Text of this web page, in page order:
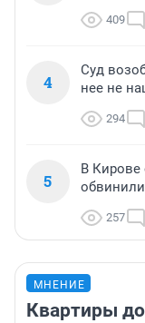
409
4
Суд
нее не
294
5
В Кирове
257
МНЕНИЕ
Квартиры